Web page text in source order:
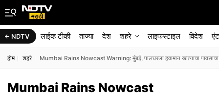
NDTV लाईव्ह टीव्ही ताज्या देश शहरे लाइफस्टाइल विदेश
होम शहरे Mumbai Rains Nowcast Warning: मुंबई, पालघरला हवामान खात्याचा पावसाचा
Mumbai Rains Nowcast